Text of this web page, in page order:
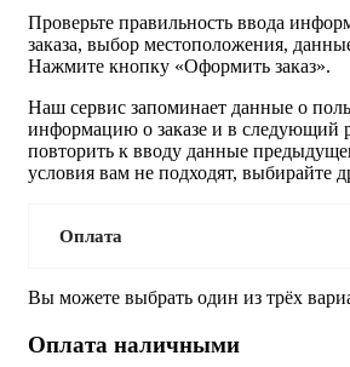
Проверьте правильность ввода
заказа, выбор местоположения,
Нажмите кнопку «Оформить заказ».
Наш сервис запоминает данные о
информацию о заказе и в следующий
повторить к вводу данные
условия вам не подходят, выбирайте
Оплата
Вы можете выбрать один из трёх
Оплата наличными